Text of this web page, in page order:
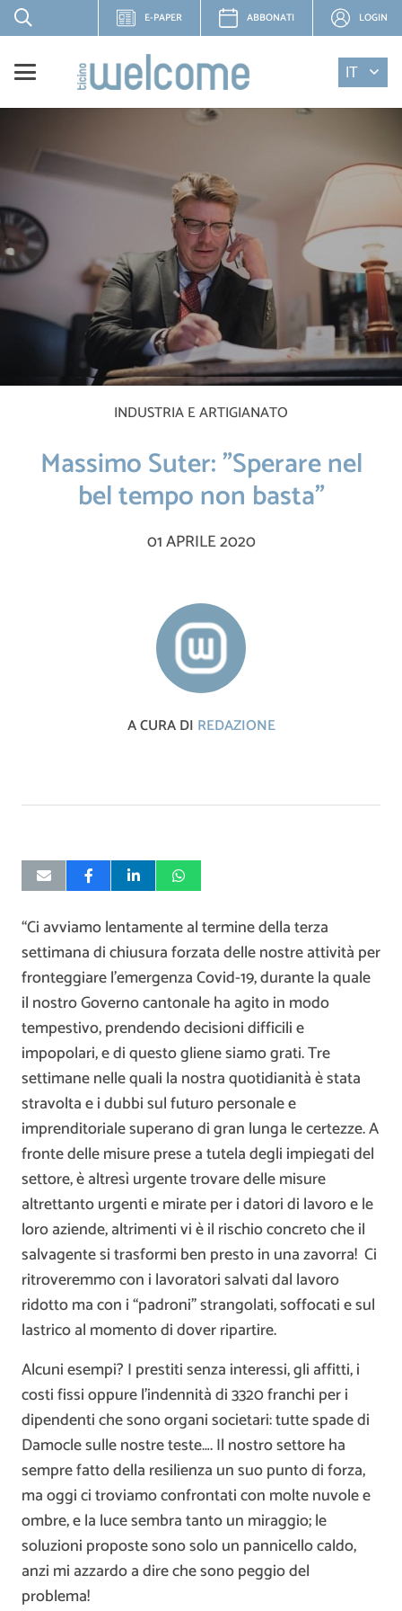
E-PAPER ABBONATI LOGIN
IT
INDUSTRIA E ARTIGIANATO
Massimo Suter: "Sperare nel
bel tempo non basta"
01 APRILE 2020
A CURA DI REDAZIONE
“Ci avviamo lentamente al termine della terza
settimana di chiusura forzata delle nostre attività per
fronteggiare l’emergenza Covid-19, durante la quale
il nostro Governo cantonale ha agito in modo
tempestivo, prendendo decisioni difficili e
impopolari, e di questo gliene siamo grati. Tre
settimane nelle quali la nostra quotidianità è stata
stravolta e i dubbi sul futuro personale e
imprenditoriale superano di gran lunga le certezze. A
fronte delle misure prese a tutela degli impiegati del
settore, è altresì urgente trovare delle misure
altrettanto urgenti e mirate per i datori di lavoro e le
loro aziende, altrimenti vi è il rischio concreto che il
salvagente si trasformi ben presto in una zavorra! Ci
ritroveremmo con i lavoratori salvati dal lavoro
ridotto ma con i “padroni” strangolati, soffocati e sul
lastrico al momento di dover ripartire.
Alcuni esempi? I prestiti senza interessi, gli affitti, i
costi fissi oppure l’indennità di 3320 franchi per i
dipendenti che sono organi societari: tutte spade di
Damocle sulle nostre teste…. Il nostro settore ha
sempre fatto della resilienza un suo punto di forza,
ma oggi ci troviamo confrontati con molte nuvole e
ombre, e la luce sembra tanto un miraggio; le
soluzioni proposte sono solo un pannicello caldo,
anzi mi azzardo a dire che sono peggio del
problema!